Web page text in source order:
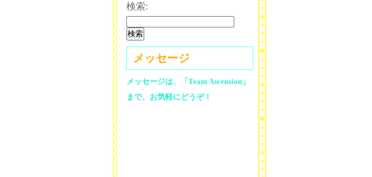
検索:
メッセージ
メッセージは、「Team Ascension」
まで、お気軽にどうぞ！